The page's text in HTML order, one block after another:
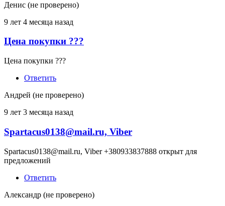
Денис (не проверено)
9 лет 4 месяца назад
Ответ
на
Куплю
Облигации
Гарант
проверено)
Цена покупки ???
Цена покупки ???
Ответить
Андрей (не проверено)
9 лет 3 месяца назад
Ответ
Куплю
Облигации
Гарант
(не
проверено)
Spartacus0138@mail.ru, Viber
Spartacus0138@mail.ru, Viber +380933837888 открыт для
предложений
Ответить
Александр (не проверено)